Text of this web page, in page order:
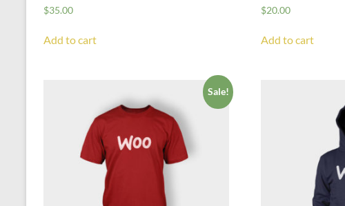
$35.00
Add to cart
$20.00
Add to cart
Sale!